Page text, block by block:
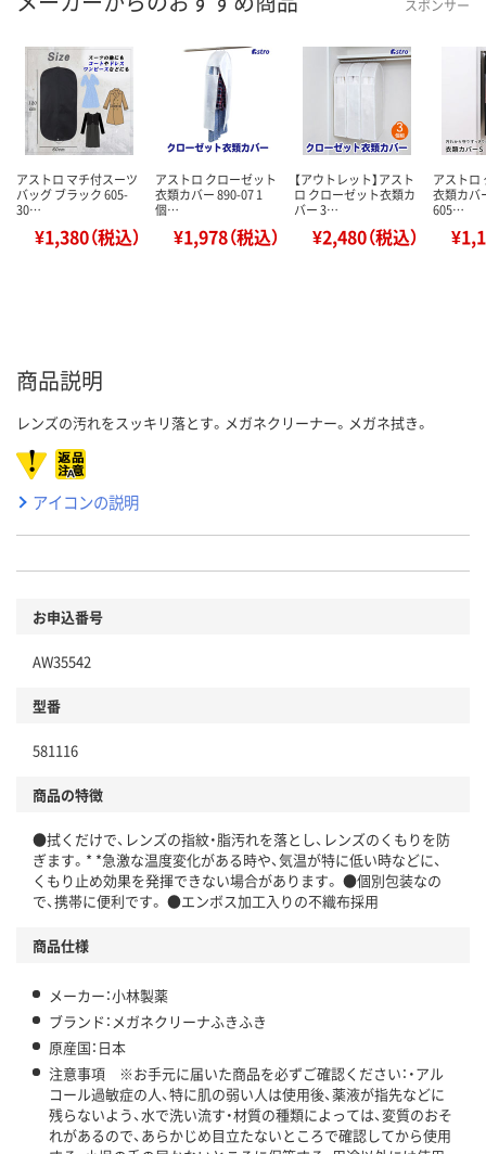
スポンサー
アストロ マチ付スーツ
バッグ ブラック 605-
30…
¥1,380（税込）
アストロ クローゼット
衣類カバー 890-07 1
個…
¥1,978（税込）
【アウトレット】アスト
ロ クローゼット衣類カ
バー 3…
¥2,480（税込）
アストロ
衣類カバ
605…
商品説明
レンズの汚れをスッキリ落とす。メガネクリーナー。メガネ拭き。
アイコンの説明
お申込番号
AW35542
型番
581116
商品の特徴
●拭くだけで、レンズの指紋・脂汚れを落とし、レンズのくもりを防
ぎます。* *急激な温度変化がある時や、気温が特に低い時などに、
くもり止め効果を発揮できない場合があります。 ●個別包装なの
で、携帯に便利です。 ●エンボス加工入りの不織布採用
商品仕様
メーカー：小林製薬
ブランド：メガネクリーナふきふき
原産国：日本
注意事項 ※お手元に届いた商品を必ずご確認ください：・アル
コール過敏症の人、特に肌の弱い人は使用後、薬液が指先などに
残らないよう、水で洗い流す・材質の種類によっては、変質のおそ
れがあるので、あらかじめ目立たないところで確認してから使用